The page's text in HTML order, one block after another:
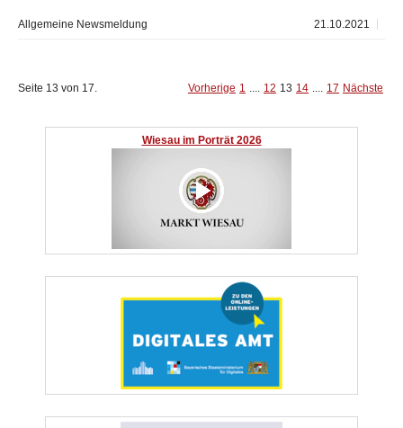
21.10.2021
Allgemeine Newsmeldung
Seite 13 von 17. Vorherige 1 .... 12 13 14 .... 17 Nächste
Wiesau im Porträt 2026